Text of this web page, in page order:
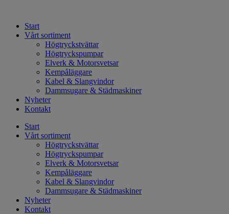
innehållStart
Vårt sortiment
Högtryckstvättar
Högtryckspumpar
Elverk & Motorsvetsar
Kempåläggare
Kabel & Slangvindor
Dammsugare & Städmaskiner
Nyheter
Kontakt
Start
Vårt sortiment
Högtryckstvättar
Högtryckspumpar
Elverk & Motorsvetsar
Kempåläggare
Kabel & Slangvindor
Dammsugare & Städmaskiner
Nyheter
Kontakt